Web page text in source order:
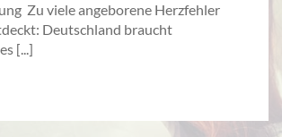
Zu viele angeborene Herzfehler
Deutschland braucht
[...]